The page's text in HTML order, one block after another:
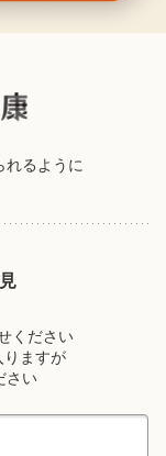
れるように
ください
ますが
さい